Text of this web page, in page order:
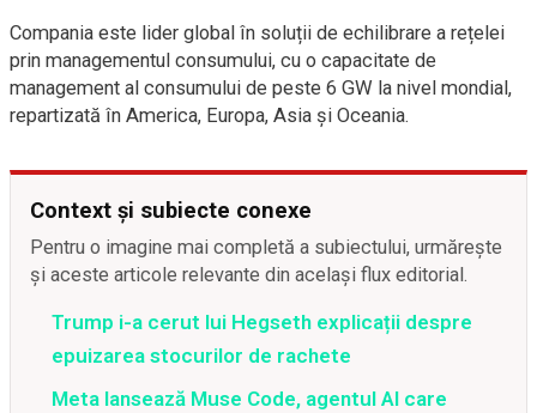
Compania este lider global în soluții de echilibrare a rețelei
prin managementul consumului, cu o capacitate de
management al consumului de peste 6 GW la nivel mondial,
repartizată în America, Europa, Asia și Oceania.
Context și subiecte conexe
Pentru o imagine mai completă a subiectului, urmărește
și aceste articole relevante din același flux editorial.
Trump i-a cerut lui Hegseth explicații despre
epuizarea stocurilor de rachete
Meta lansează Muse Code, agentul AI care